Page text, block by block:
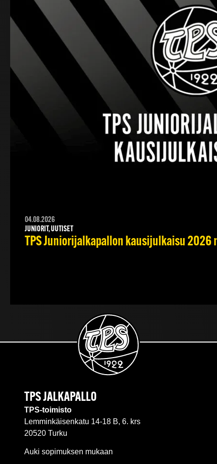
04.08.2026
JUNIORIT, UUTISET
TPS Juniorijalkapallon kausijulkaisu 2026
TPS JALKAPALLO
TPS-toimisto
Lemminkäisenkatu 14-18 B, 6. krs
20520 Turku
Auki sopimuksen mukaan